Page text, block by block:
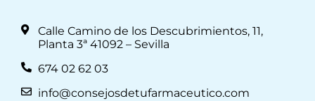
Calle Camino de los Descubrimientos, 11,
Planta 3ª 41092 – Sevilla
674 02 62 03
info@consejosdetufarmaceutico.com